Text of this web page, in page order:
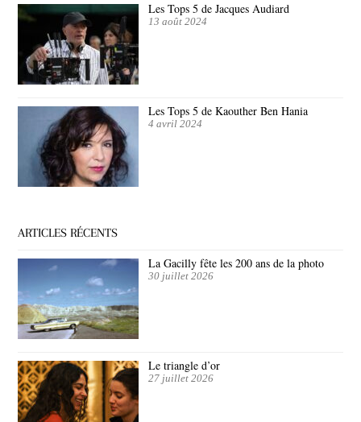
Les Tops 5 de Jacques Audiard
13 août 2024
Les Tops 5 de Kaouther Ben Hania
4 avril 2024
ARTICLES RÉCENTS
La Gacilly fête les 200 ans de la photo
30 juillet 2026
Le triangle d’or
27 juillet 2026